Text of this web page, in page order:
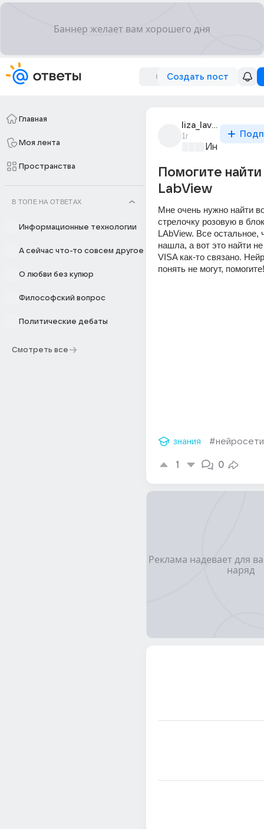
Создать пост
Главная
Моя лента
Пространства
В ТОПЕ НА ОТВЕТАХ
Информационные технологии
А сейчас что-то совсем другое
О любви без купюр
Философский вопрос
Политические дебаты
Смотреть все
liza_laver
1г
Помогите найти
LabView
Мне очень нужно найти
стрелочку розовую в
LAbView. Все остальное,
нашла, а вот это найти
VISA как-то связано.
понять не могут,
знания #нейросети
1 0